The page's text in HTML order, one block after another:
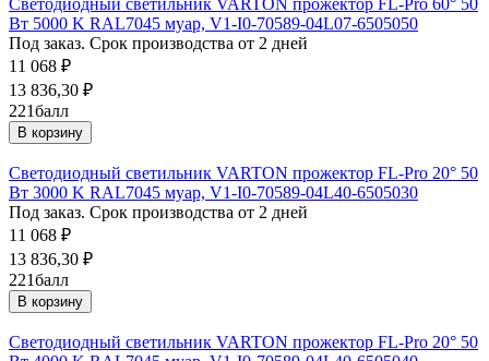
Вт 5000 K RAL7045 муар, V1-I0-70589-04L07-6505050
Под заказ. Срок производства от 2 дней
11 068 ₽
13 836,30 ₽
221балл
В корзину
Светодиодный светильник VARTON прожектор FL-Pro 20° 50
Вт 3000 K RAL7045 муар, V1-I0-70589-04L40-6505030
Под заказ. Срок производства от 2 дней
11 068 ₽
13 836,30 ₽
221балл
В корзину
Светодиодный светильник VARTON прожектор FL-Pro 20° 50